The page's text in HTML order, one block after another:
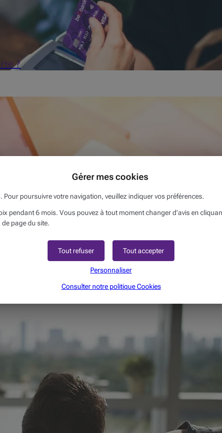
?
besoin du code de sécurité au verso de la carte pour
duquel vous transférezun montant fixe, à intervalles
Gérer mes cookies
Pour poursuivre votre navigation, veuillez indiquer vos préférences.
pendant 6 mois. Vous pouvez à tout moment changer d’avis en
page du site.
Tout accepter
Tout refuser
Personnaliser
Consulter notre politiqueCookies